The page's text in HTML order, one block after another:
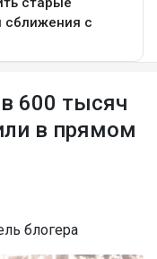
600 тысяч
в прямом
блогера